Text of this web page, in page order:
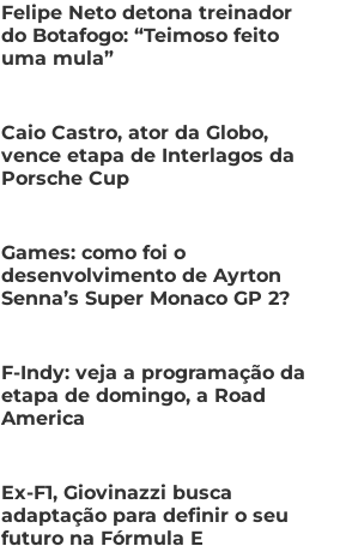
Felipe Neto detona treinador
do Botafogo: “Teimoso feito
uma mula”
Caio Castro, ator da Globo,
vence etapa de Interlagos da
Porsche Cup
Games: como foi o
desenvolvimento de Ayrton
Senna’s Super Monaco GP 2?
F-Indy: veja a programação da
etapa de domingo, a Road
America
Ex-F1, Giovinazzi busca
adaptação para definir o seu
futuro na Fórmula E